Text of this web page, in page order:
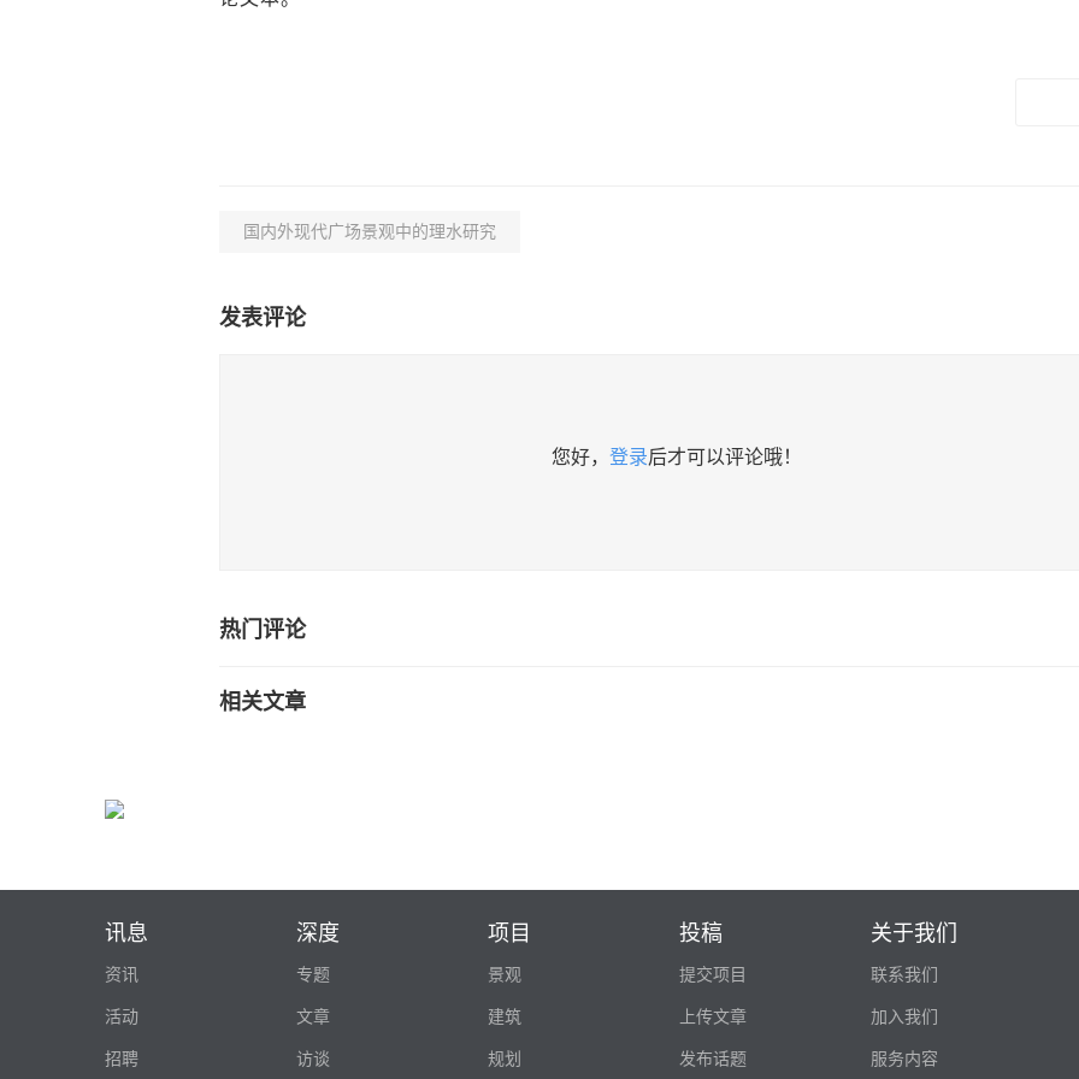
国内外现代广场景观中的理水研究
发表评论
您好， 登录后才可以评论哦！
热门评论
相关文章
讯息
资讯
活动
招聘
深度
专题
文章
访谈
项目
景观
建筑
规划
投稿
提交项目
上传文章
发布话题
关于我们
联系我们
加入我们
服务内容